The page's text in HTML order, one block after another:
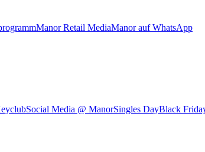
Manor Retail MediaManor auf WhatsApp
Social Media @ ManorSingles DayBlack